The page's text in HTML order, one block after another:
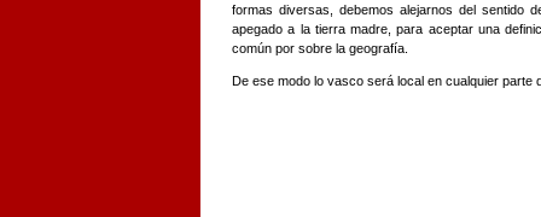
formas diversas, debemos alejarnos del sentido
apegado a la tierra madre, para aceptar una
común por sobre la geografía.
De ese modo lo vasco será local en cualquier parte